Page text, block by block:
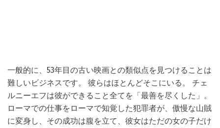
一般的に、53年目の古い映画との類似点を見つけることは
難しいビジネスです。 彼らはほとんどそこにいる。 チェ
ルニーエフは彼ができること全てを「最善を尽くした」。
ローマでの仕事をローマで知覚した犯罪者が、傲慢な山賊
に変身し、その成功は腹を立て、彼女はただの女の子だけ